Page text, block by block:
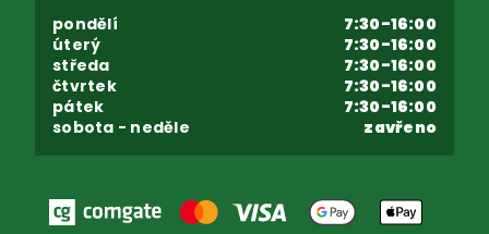
pondělí
7:30-16:00
úterý
7:30-16:00
středa
7:30-16:00
čtvrtek
7:30-16:00
pátek
7:30-16:00
sobota - neděle
zavřeno